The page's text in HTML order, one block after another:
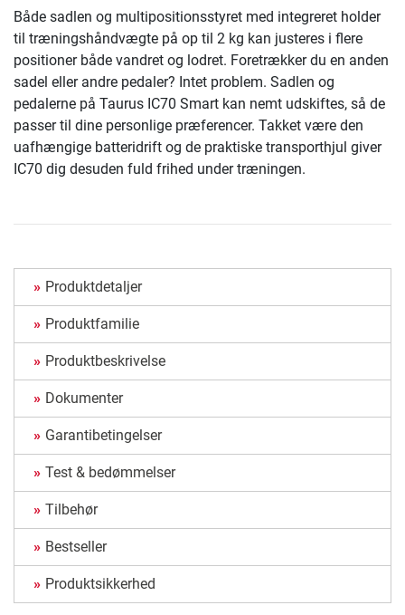
Både sadlen og multipositionsstyret med integreret holder
til træningshåndvægte på op til 2 kg kan justeres i flere
positioner både vandret og lodret. Foretrækker du en anden
sadel eller andre pedaler? Intet problem. Sadlen og
pedalerne på Taurus IC70 Smart kan nemt udskiftes, så de
passer til dine personlige præferencer. Takket være den
uafhængige batteridrift og de praktiske transporthjul giver
IC70 dig desuden fuld frihed under træningen.
Produktdetaljer
Produktfamilie
Produktbeskrivelse
Dokumenter
Garantibetingelser
Test & bedømmelser
Tilbehør
Bestseller
Produktsikkerhed